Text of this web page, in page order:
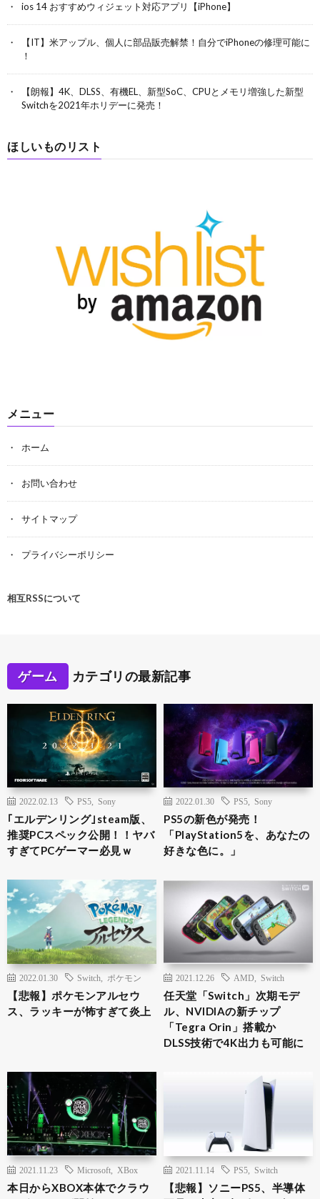
ios 14 おすすめウィジェット対応アプリ【iPhone】
【IT】米アップル、個人に部品販売解禁！自分でiPhoneの修理可能に
！
【朗報】4K、DLSS、有機EL、新型SoC、CPUとメモリ増強した新型
Switchを2021年ホリデーに発売！
ほしいものリスト
メニュー
ホーム
お問い合わせ
サイトマップ
プライバシーポリシー
相互RSSについて
ゲーム カテゴリの最新記事
2022.02.13 PS5 Sony
｢エルデンリング｣steam版、
推奨PCスペック公開！！ヤバ
すぎてPCゲーマー必見ｗ
2022.01.30 PS5 Sony
PS5の新色が発売！
「PlayStation5を、あなたの
好きな色に。」
2022.01.30 Switch ポケモン
【悲報】ポケモンアルセウ
ス、ラッキーが怖すぎて炎上
2021.12.26 AMD Switch
任天堂「Switch」次期モデ
ル、NVIDIAの新チップ
「Tegra Orin」搭載か
DLSS技術で4K出力も可能に
2021.11.23 Microsoft XBox
本日からXBOX本体でクラウ
2021.11.14 PS5 Switch
【悲報】ソニーPS5、半導体